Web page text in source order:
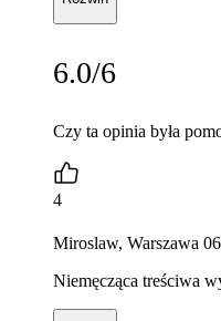
6.0/6
Czy ta opinia była
4
Miroslaw, Warszawa
Niemęcząca treściwa